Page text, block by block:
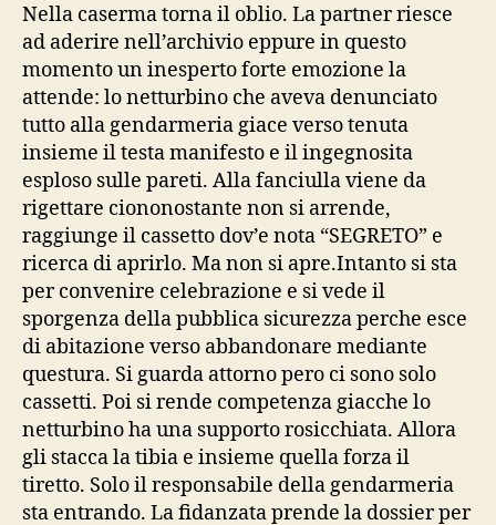
Nella caserma torna il oblio. La partner riesce
ad aderire nell’archivio eppure in questo
momento un inesperto forte emozione la
attende: lo netturbino che aveva denunciato
tutto alla gendarmeria giace verso tenuta
insieme il testa manifesto e il ingegnosita
esploso sulle pareti. Alla fanciulla viene da
rigettare ciononostante non si arrende,
raggiunge il cassetto dov’e nota “SEGRETO” e
ricerca di aprirlo. Ma non si apre.Intanto si sta
per convenire celebrazione e si vede il
sporgenza della pubblica sicurezza perche esce
di abitazione verso abbandonare mediante
questura. Si guarda attorno pero ci sono solo
cassetti. Poi si rende competenza giacche lo
netturbino ha una supporto rosicchiata. Allora
gli stacca la tibia e insieme quella forza il
tiretto. Solo il responsabile della gendarmeria
sta entrando. La fidanzata prende la dossier per